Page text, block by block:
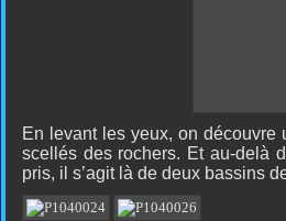
En levant les yeux, on
scellés des rochers. Et au-delà
pris, il s’agit là de deux bassins